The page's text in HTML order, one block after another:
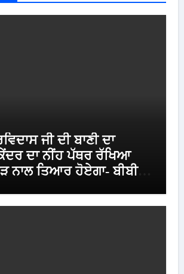
ਜੀ ਦੀ ਬਾਣੀ ਦਾ
ਦਾ ਨੀਂਹ ਪੱਥਰ ਰੱਖਿਆ
ਨਾਲ ਤਿਆਰ ਹੋਏਗਾ- ਬੀਬੀ